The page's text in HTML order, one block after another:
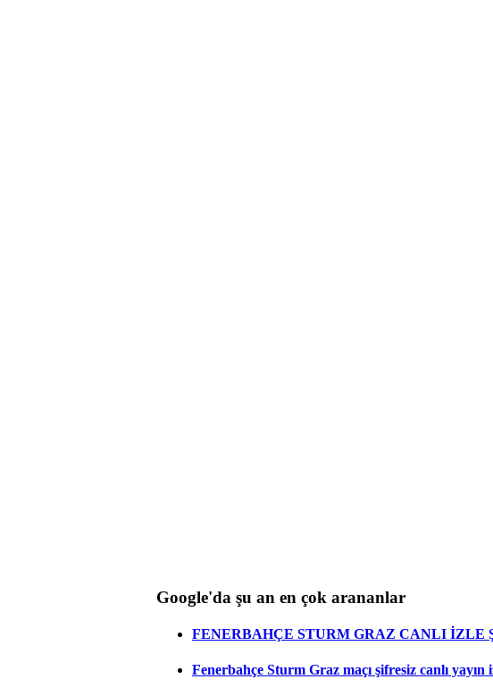
Google'da şu an en çok arananlar
FENERBAHÇE STURM GRAZ CANLI İZLE
Fenerbahçe Sturm Graz maçı şifresiz canlı yayın